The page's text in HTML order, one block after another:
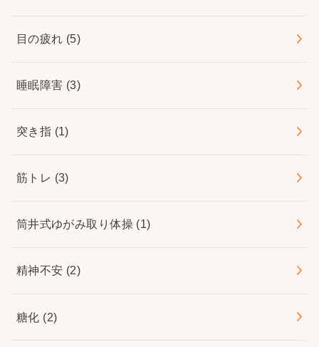
目の疲れ (5)
睡眠障害 (3)
突き指 (1)
筋トレ (3)
筒井式ゆがみ取り体操 (1)
精神不安 (2)
糖化 (2)